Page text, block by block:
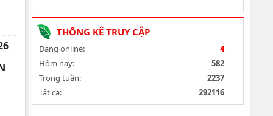
THỐNG KÊ TRUY CẬP
Đang online:
4
Hôm nay:
582
Trong tuần:
2237
Tất cả:
292116